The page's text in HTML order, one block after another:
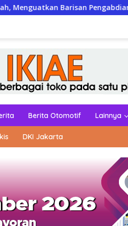
Pengabdian
Berita Otomotif Lainnya
DKI Jakarta